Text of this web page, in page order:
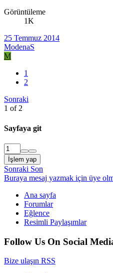
Görüntüleme
1K
25 Temmuz 2014
ModenaS
M
1
2
Sonraki
1 of 2
Sayfaya git
İşlem yap
Sonraki Son
Buraya mesaj yazmak için üye
Ana sayfa
Forumlar
Eğlence
Resimli Paylaşımlar
Follow Us On Social
Bize ulaşın RSS